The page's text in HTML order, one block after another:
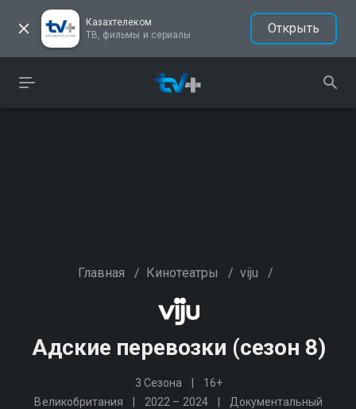
Казахтелеком
ТВ, фильмы и сериалы
Открыть
Главная / Кинотеатры / viju /
Адские перевозки (сезон 8)
3 Сезона
16+
Великобритания
2022 – 2024 Документальный